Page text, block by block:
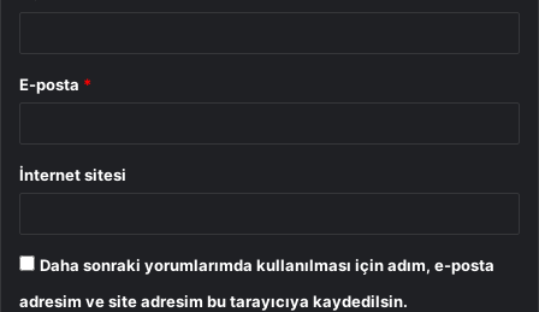
E-posta *
İnternet sitesi
Daha sonraki yorumlarımda kullanılması için adım, e-posta
adresim ve site adresim bu tarayıcıya kaydedilsin.